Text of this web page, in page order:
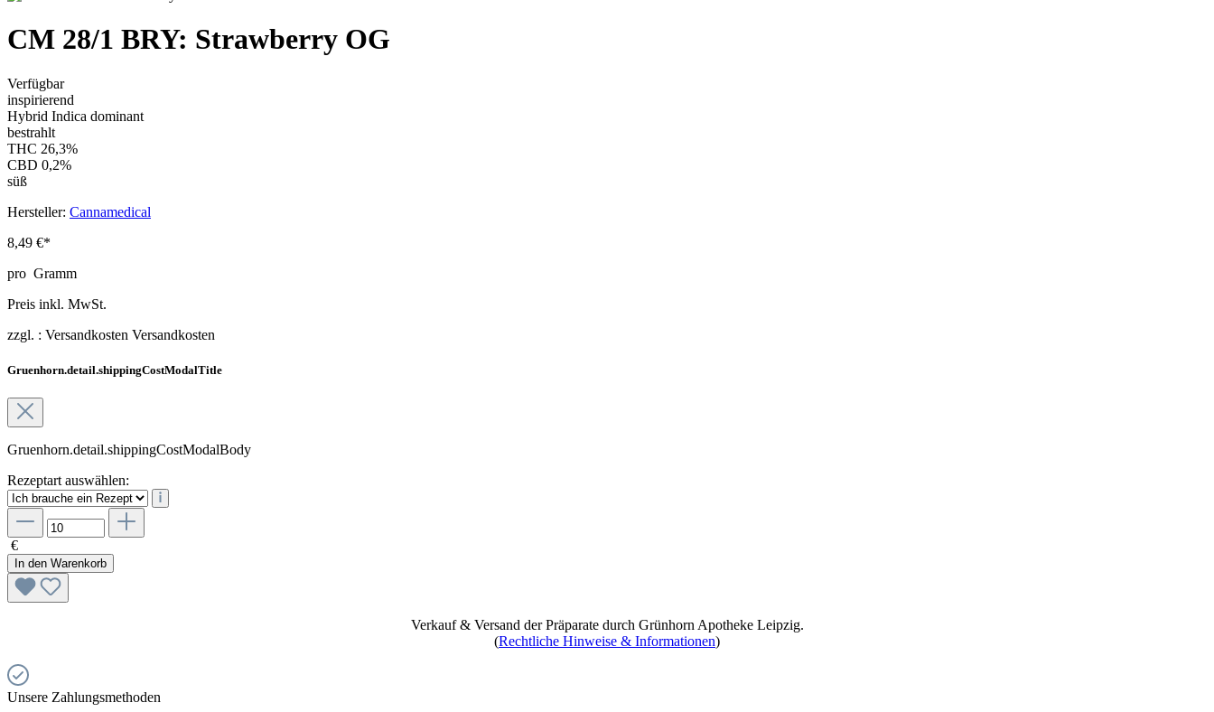
CM 28/1 BRY: Strawberry OG
Verfügbar
inspirierend
Hybrid Indica dominant
bestrahlt
THC 26,3%
CBD 0,2%
süß
Hersteller: Cannamedical
8,49 €*
pro Gramm
Preis inkl. MwSt.
zzgl. : Versandkosten Versandkosten
Gruenhorn.detail.shippingCostModalTitle
Gruenhorn.detail.shippingCostModalBody
Rezeptart auswählen:
€
In den Warenkorb
Verkauf & Versand der Präparate durch Grünhorn Apotheke Leipzig.
(Rechtliche Hinweise & Informationen)
Unsere Zahlungsmethoden